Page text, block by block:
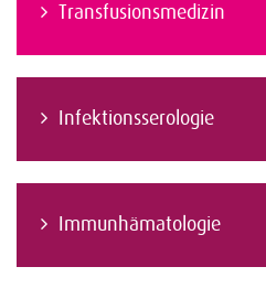
Transfusionsmedizin
Infektionsserologie
Immunhämatologie